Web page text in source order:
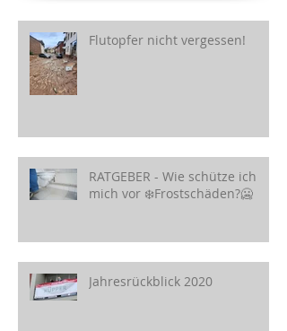
Flutopfer nicht vergessen!
RATGEBER - Wie schütze ich
mich vor ❄️Frostschäden?🥶
Jahresrückblick 2020